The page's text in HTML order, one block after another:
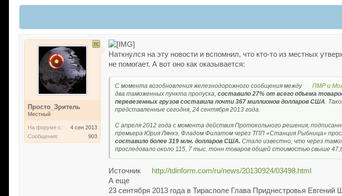
Просто_Зритель
Местный
На форуме с:
4 сен 2013
Сообщения:
903
Наткнулся на эту новости и вспомнил, что кто-то из местных
не помогает. А вот оно как оказывается:
С момента возобновления железнодорожного сообщения между ПМР и
два таможенных пункта пропуска,составило 27% от всего объема
перевезенных грузов составила почти 367 миллионов долларов США .
представленные сегодня, 24 сентября 2013 года.
С апреля 2012 года с момента действия Протокольного решения,
премьера Юрия Лянкэ, Фладом Филатом через ТПП «Станция Рыбница»
составило более 319 млн. долларов США. Стало известно, что через
проследовало около 115, 7 тыс. тонн товаров общей стоимостью свыше
Источник
http://tdinform.com/ru/news/20130924/03498.html
А еще
23 сентября 2013 года в Тирасполе Глава Приднестровья